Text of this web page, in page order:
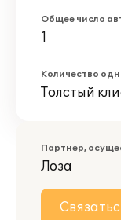
Общее число
1
Количество
Толстый
Партнер,
Лоза